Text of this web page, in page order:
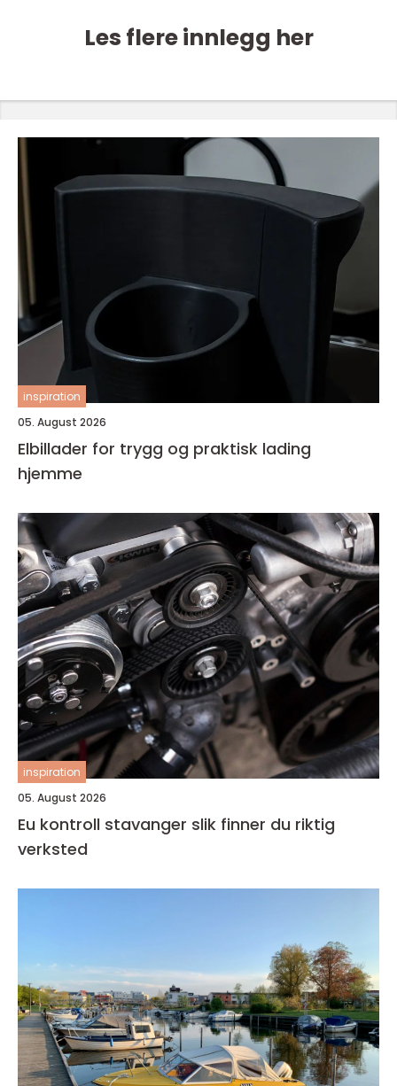
Les flere innlegg her
inspiration
05. August 2026
Elbillader for trygg og praktisk lading
hjemme
inspiration
05. August 2026
Eu kontroll stavanger slik finner du riktig
verksted